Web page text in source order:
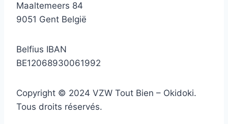
Maaltemeers 84
9051 Gent België
Belfius IBAN
BE12068930061992
Copyright © 2024 VZW Tout Bien – Okidoki.
Tous droits réservés.